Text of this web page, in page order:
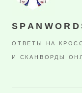
ОТВЕТЫ НА
И СКАНВОРДЫ